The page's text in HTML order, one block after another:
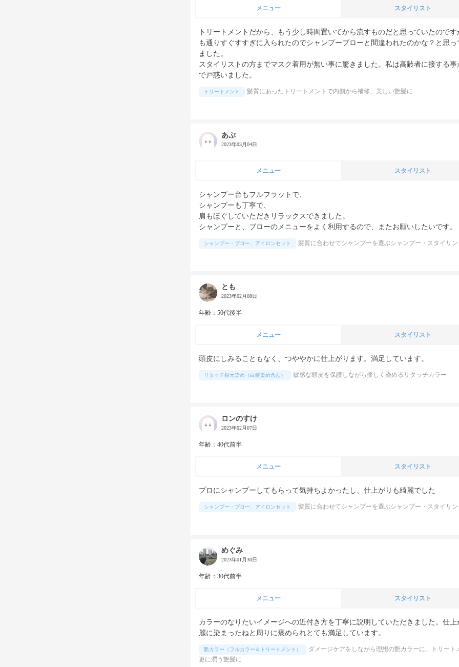
メニュー スタイリスト
トリートメントだから、もう少し時間置いてから流すものだと思っていたのです
も通りすぐすすぎに入られたのでシャンプーブローと間違われたのかな？と思っ
ました。
スタイリストの方までマスク着用が無い事に驚きました。私は高齢者に接する事
で戸惑いました。
トリートメント 髪質にあったトリートメントで内側から補修、美しい艶髪に
あぷ
2023年03月04日
メニュー スタイリスト
シャンプー台もフルフラットで、
シャンプーも丁寧で、
肩もほぐしていただきリラックスできました。
シャンプーと、ブローのメニューをよく利用するので、またお願いしたいです。
シャンプー・ブロー、アイロンセット 髪質に合わせてシャンプーを選ぶシャンプー・スタイリ
とも
2023年02月08日
年齢：50代後半
メニュー スタイリスト
頭皮にしみることもなく、つややかに仕上がります。満足しています。
リタッチ根元染め（白髪染め含む） 敏感な頭皮を保護しながら優しく染めるリタッチカラー
ロンのすけ
2023年02月07日
年齢：40代前半
メニュー スタイリスト
プロにシャンプーしてもらって気持ちよかったし、仕上がりも綺麗でした
シャンプー・ブロー、アイロンセット 髪質に合わせてシャンプーを選ぶシャンプー・スタイリ
めぐみ
2023年01月30日
年齢：30代前半
メニュー スタイリスト
カラーのなりたいイメージへの近付き方を丁寧に説明していただきました。仕上
麗に染まったねと周りに褒められとても満足しています。
艶カラー（フルカラー＆トリートメント）
ダメージケアをしながら理想の艶カラーに。トリート
更に潤う艶髪に